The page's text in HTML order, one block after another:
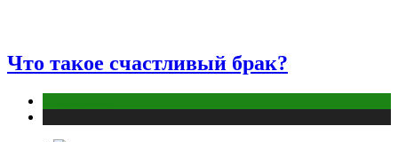
Что такое счастливый брак?